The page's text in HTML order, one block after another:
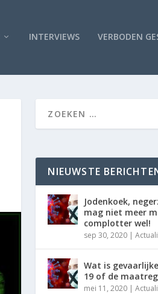
INTERVIEWS VERBODEN
NIEUWSTE
Jodenkoek,
mag niet meer
complotter wel!
sep 30, 2020 |
Wat is
19 of de
mei 11, 2020 |